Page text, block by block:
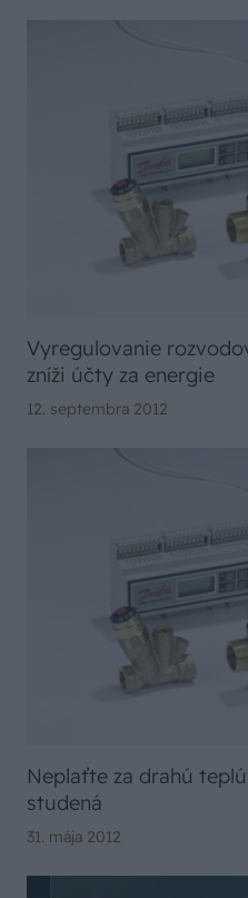
Vyregulovanie
zníži účty za energie
12. septembra 2012
Neplaťte za drahú
studená
31. mája 2012